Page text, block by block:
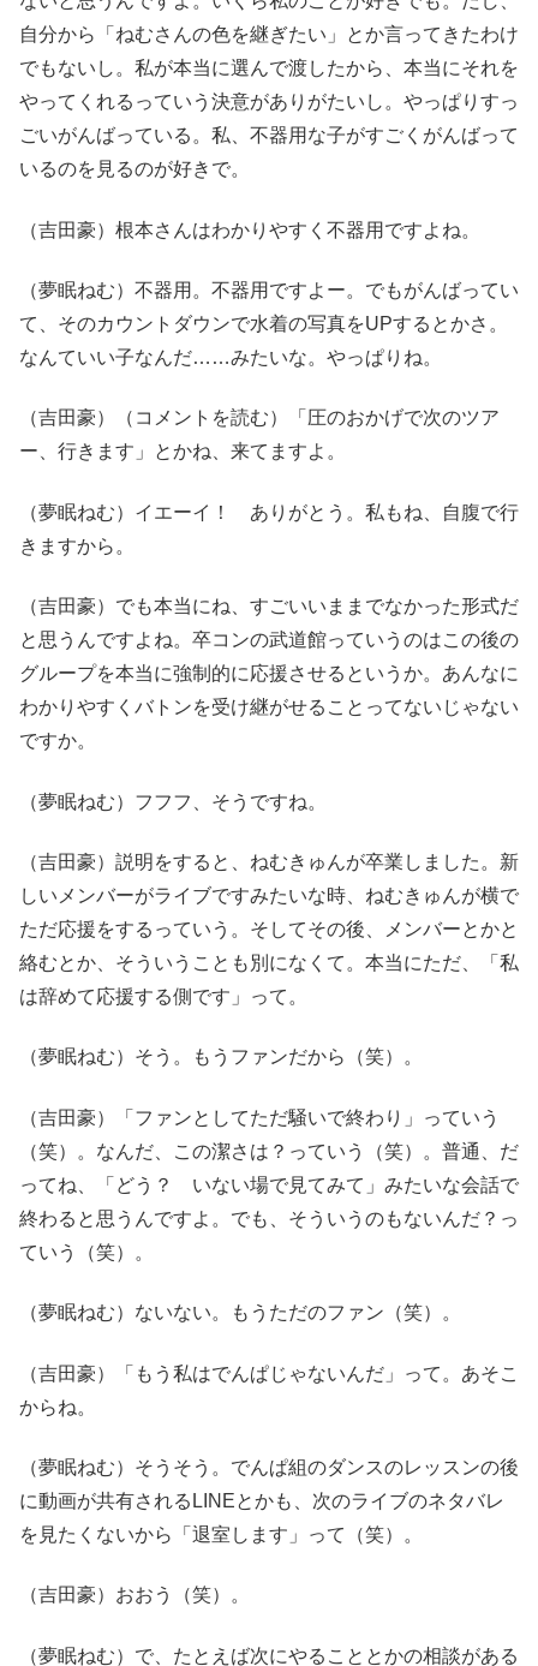
自分から「ねむさんの色を継ぎたい」とか言ってきたわけ
でもないし。私が本当に選んで渡したから、本当にそれを
やってくれるっていう決意がありがたいし。やっぱりすっ
ごいがんばっている。私、不器用な子がすごくがんばって
いるのを見るのが好きで。
（吉田豪）根本さんはわかりやすく不器用ですよね。
（夢眠ねむ）不器用。不器用ですよー。でもがんばってい
て、そのカウントダウンで水着の写真をUPするとかさ。
なんていい子なんだ……みたいな。やっぱりね。
（吉田豪）（コメントを読む）「圧のおかげで次のツア
ー、行きます」とかね、来てますよ。
（夢眠ねむ）イエーイ！ ありがとう。私もね、自腹で行
きますから。
（吉田豪）でも本当にね、すごいいままでなかった形式だ
と思うんですよね。卒コンの武道館っていうのはこの後の
グループを本当に強制的に応援させるというか。あんなに
わかりやすくバトンを受け継がせることってないじゃない
ですか。
（夢眠ねむ）フフフ、そうですね。
（吉田豪）説明をすると、ねむきゅんが卒業しました。新
しいメンバーがライブですみたいな時、ねむきゅんが横で
ただ応援をするっていう。そしてその後、メンバーとかと
絡むとか、そういうことも別になくて。本当にただ、「私
は辞めて応援する側です」って。
（夢眠ねむ）そう。もうファンだから（笑）。
（吉田豪）「ファンとしてただ騒いで終わり」っていう
（笑）。なんだ、この潔さは？っていう（笑）。普通、だ
ってね、「どう？ いない場で見てみて」みたいな会話で
終わると思うんですよ。でも、そういうのもないんだ？っ
ていう（笑）。
（夢眠ねむ）ないない。もうただのファン（笑）。
（吉田豪）「もう私はでんぱじゃないんだ」って。あそこ
からね。
（夢眠ねむ）そうそう。でんぱ組のダンスのレッスンの後
に動画が共有されるLINEとかも、次のライブのネタバレ
を見たくないから「退室します」って（笑）。
（吉田豪）おおう（笑）。
（夢眠ねむ）で、たとえば次にやることとかの相談がある